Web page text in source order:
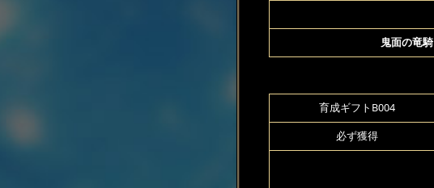
鬼面の竜騎
育成ギフトB004
必ず獲得